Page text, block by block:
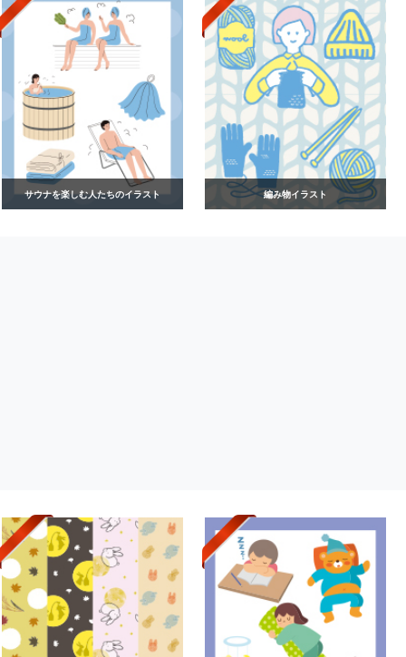
サウナを楽しむ人たちのイラスト 編み物イラスト